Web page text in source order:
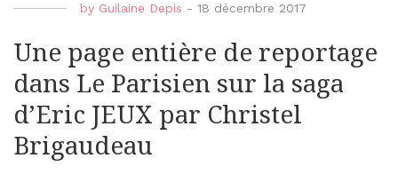
by Guilaine Depis - 18 décembre 2017
Une page entière de reportage
dans Le Parisien sur la saga
d’Eric JEUX par Christel
Brigaudeau